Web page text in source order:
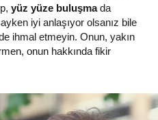
yüz yüze buluşmada
iyi anlaşıyor olsanız bile
ihmal etmeyin. Onun, yakın
onun hakkında fikir